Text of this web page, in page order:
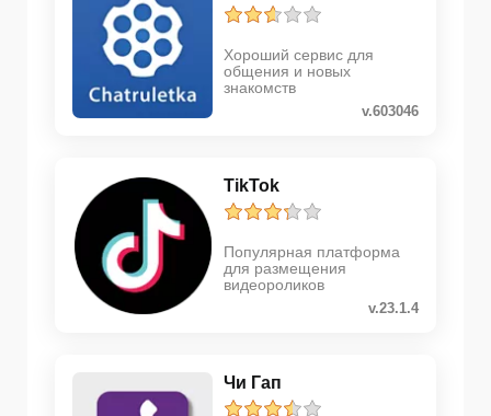
Хороший сервис для
общения и новых
знакомств
v.603046
TikTok
Популярная платформа
для размещения
видеороликов
v.23.1.4
Чи Гап